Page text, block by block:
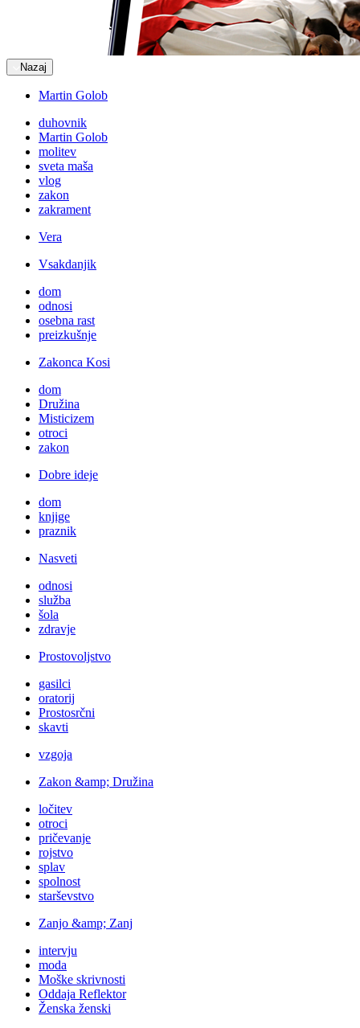
Nazaj
Martin Golob
duhovnik
Martin Golob
molitev
sveta maša
vlog
zakon
zakrament
Vera
Vsakdanjik
dom
odnosi
osebna rast
preizkušnje
Zakonca Kosi
dom
Družina
Misticizem
otroci
zakon
Dobre ideje
dom
knjige
praznik
Nasveti
odnosi
služba
šola
zdravje
Prostovoljstvo
gasilci
oratorij
Prostosrčni
skavti
vzgoja
Zakon &amp; Družina
ločitev
otroci
pričevanje
rojstvo
splav
spolnost
starševstvo
Zanjo &amp; Zanj
intervju
moda
Moške skrivnosti
Oddaja Reflektor
Ženska ženski